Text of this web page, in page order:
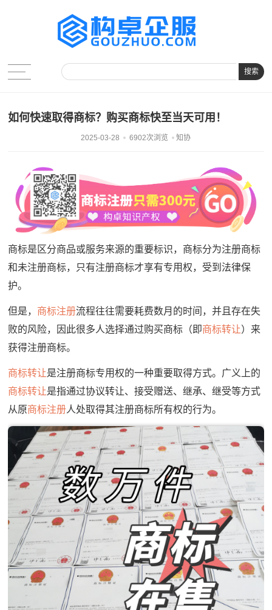
搜索
如何快速取得商标？购买商标快至当天可用！
2025-03-28 6902次浏览 知协
商标是区分商品或服务来源的重要标识，商标分为注册商标
和未注册商标，只有注册商标才享有专用权，受到法律保
护。
但是， 商标注册流程往往需要耗费数月的时间，并且存在失
败的风险，因此很多人选择通过购买商标（即商标转让）来
获得注册商标。
商标转让是注册商标专用权的一种重要取得方式。广义上的
商标转让是指通过协议转让、接受赠送、继承、继受等方式
从原商标注册人处取得其注册商标所有权的行为。